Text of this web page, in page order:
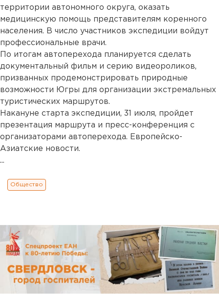
территории автономного округа, оказать
медицинскую помощь представителям коренного
населения. В число участников экспедиции войдут
профессиональные врачи.
По итогам автоперехода планируется сделать
документальный фильм и серию видеороликов,
призванных продемонстрировать природные
возможности Югры для организации экстремальных
туристических маршрутов.
Накануне старта экспедиции, 31 июля, пройдет
презентация маршрута и пресс-конференция с
организаторами автоперехода. Европейско-
Азиатские новости.
...
Общество